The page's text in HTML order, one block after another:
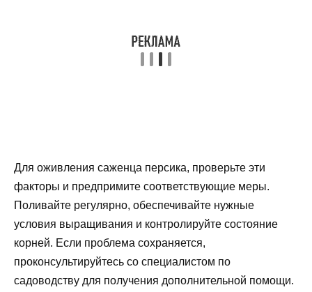
Для оживления саженца персика, проверьте эти
факторы и предпримите соответствующие меры.
Поливайте регулярно, обеспечивайте нужные
условия выращивания и контролируйте состояние
корней. Если проблема сохраняется,
проконсультируйтесь со специалистом по
садоводству для получения дополнительной помощи.